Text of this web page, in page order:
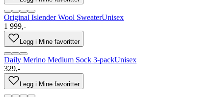
Original Islender Wool SweaterUnisex
1 999,-
Legg i Mine favoritter
Daily Merino Medium Sock 3-packUnisex
329,-
Legg i Mine favoritter